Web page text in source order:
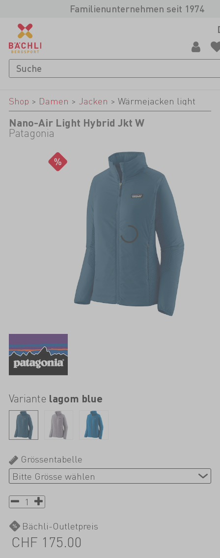
Familienunternehmen seit 1974
Shop > Damen > Jacken > Wärmejacken light
Nano-Air Light Hybrid Jkt W
Patagonia
Variante lagom blue
Grössentabelle
Bächli-Outletpreis
CHF 175.00